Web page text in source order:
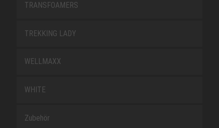
TRANSFOAMERS
TREKKING LADY
WELLMAXX
WHITE
Zubehör